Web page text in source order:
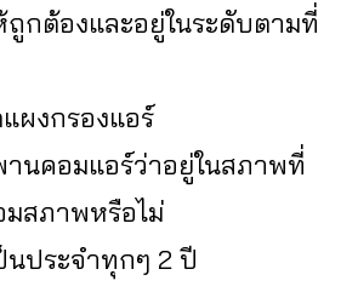
ถูกต้องและอยู่ในระดับตามที่
ผงกรองแอร์
นคอมแอร์ว่าอยู่ในสภาพที่
สภาพหรือไม่
นประจำทุกๆ 2 ปี